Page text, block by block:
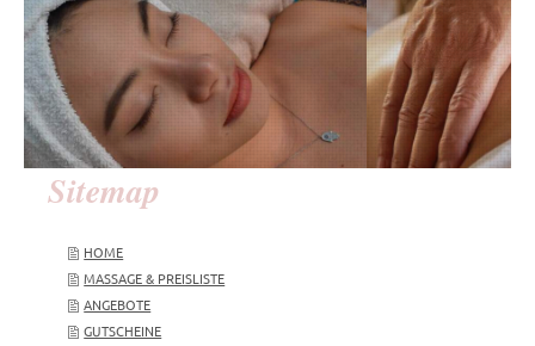
Sitemap
HOME
MASSAGE & PREISLISTE
ANGEBOTE
GUTSCHEINE